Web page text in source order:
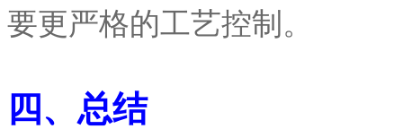
要更严格的工艺控制。
四、总结